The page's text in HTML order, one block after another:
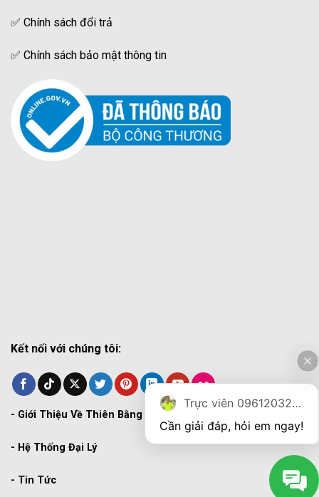
✅ Chính sách đổi trả
✅ Chính sách bảo mật thông tin
Kết nối với chúng tôi:
- Giới Thiệu Về Thiên Bằng
- Hệ Thống Đại Lý
- Tin Tức
Trực viên 0961203270
Cần giải đáp, hỏi em ngay!